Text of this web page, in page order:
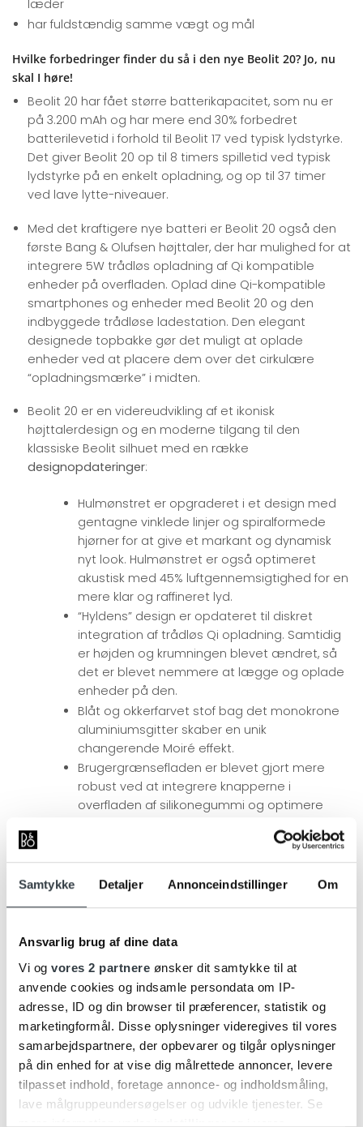
Samtykke Detaljer Annonceindstillinger Om
Ansvarlig brug af dine data
Vi og vores 2 partnere ønsker dit samtykke til at
anvende cookies og indsamle persondata om IP-
adresse, ID og din browser til præferencer, statistik og
marketingformål. Disse oplysninger videregives til vores
samarbejdspartnere, der opbevarer og tilgår oplysninger
på din enhed for at vise dig målrettede annoncer, levere
tilpasset indhold, foretage annonce- og indholdsmåling,
lave målgruppeundersøgelser og udvikle tjenester. Se
mere information underindstillingerog i vores
læder
har fuldstændig samme vægt og mål
Hvilke forbedringer finder du så i den nye Beolit 20? Jo, nu
skal I høre!
Beolit 20 har fået større batterikapacitet, som nu er
på 3.200 mAh og har mere end 30% forbedret
batterilevetid i forhold til Beolit 17 ved typisk lydstyrke.
Det giver Beolit 20 op til 8 timers spilletid ved typisk
lydstyrke på en enkelt opladning, og op til 37 timer
ved lave lytte-niveauer.
Med det kraftigere nye batteri er Beolit 20 også den
første Bang & Olufsen højttaler, der har mulighed for at
integrere 5W trådløs opladning af Qi kompatible
enheder på overfladen. Oplad dine Qi-kompatible
smartphones og enheder med Beolit 20 og den
indbyggede trådløse ladestation. Den elegant
designede topbakke gør det muligt at oplade
enheder ved at placere dem over det cirkulære
“opladningsmærke” i midten.
Beolit 20 er en videreudvikling af et ikonisk
højttalerdesign og en moderne tilgang til den
klassiske Beolit silhuet med en række
designopdateringer:
Hulmønstret er opgraderet i et design med
gentagne vinklede linjer og spiralformede
hjørner for at give et markant og dynamisk
nyt look. Hulmønstret er også optimeret
akustisk med 45% luftgennemsigtighed for en
mere klar og raffineret lyd.
“Hyldens” design er opdateret til diskret
integration af trådløs Qi opladning. Samtidig
er højden og krumningen blevet ændret, så
det er blevet nemmere at lægge og oplade
enheder på den.
Blåt og okkerfarvet stof bag det monokrone
aluminiumsgitter skaber en unik
changerende Moiré effekt.
Brugergrænsefladen er blevet gjort mere
robust ved at integrere knapperne i
overfladen af silikonegummi og optimere
multifunktionsknappen med en Play/Pause
knap.
Remmen er opgraderet til smukt vegetabilsk
uovertruffen levetid, æstetiske kvaliteter og
Vejledende pris:
Beolit 17 har en vejl. pris på 4.000,- kr., men er udgået
og udsolgt
Beolit 20har en vejl. pris på 4.499,- kr.
Køb, se flere billeder eller læs mere om vores
opdaterede kraftfulde bærbare højttalerBeolit 20lige